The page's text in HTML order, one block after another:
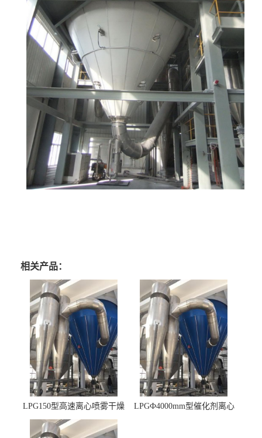
相关产品：
LPG150型高速离心喷雾干燥
机 φ2.85m
LPGФ4000mm型催化剂离心